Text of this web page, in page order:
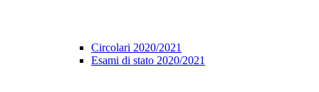
Circolari 2020/2021
Esami di stato 2020/2021